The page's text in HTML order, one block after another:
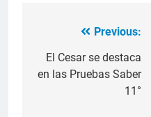
Navegación
de
Previous:
El Cesar se destaca
en las Pruebas Saber
11°